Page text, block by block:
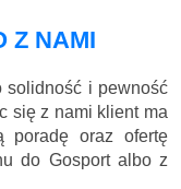
Z NAMI
i pewność
się z nami klient ma
poradę oraz ofertę
do Gosport albo z